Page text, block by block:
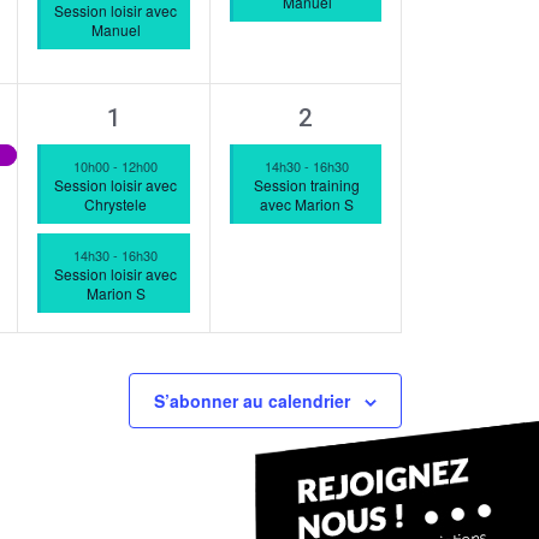
Session loisir avec
Manuel
2
évènements,
1
10h00- 12h00
Session loisir avec
Chrystele
14h30- 16h30
Session loisir avec
Marion S
1
évènement,
2
14h30- 16h30
Session training
avec Marion S
S’abonner au calendrier